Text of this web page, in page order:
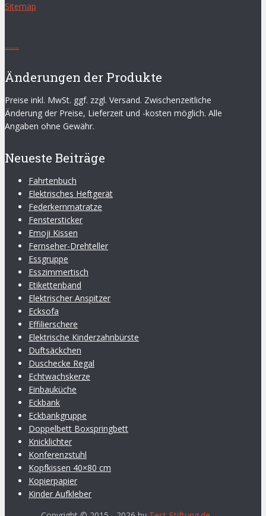
Sitemap
........
Änderungen der Produkte
Preise inkl. MwSt. ggf. zzgl. Versand. Zwischenzeitliche
Änderung der Preise, Lieferzeit und -kosten möglich. Alle
Angaben ohne Gewähr.
Neueste Beiträge
Fahrtenbuch
Elektrisches Heftgerät
Federkernmatratze
Fenstersticker
Emoji Kissen
Fernseher-Drehteller
Essgruppe
Esszimmertisch
Etikettenband
Elektrischer Anspitzer
Ecksofa
Effilierschere
Elektrische Kinderzahnbürste
Duftsäckchen
Duschecke Regal
Echtwachskerze
Einbauküche
Eckbank
Eckbankgruppe
Doppelbett Boxspringbett
Knicklichter
Konferenzstuhl
Kopfkissen 40×80 cm
Kopierpapier
Kinder Aufkleber